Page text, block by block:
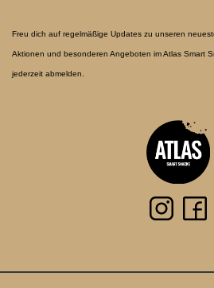
Freu dich auf regelmäßige Updates zu unseren
Aktionen und besonderen Angeboten im Atlas Smart
jederzeit abmelden.